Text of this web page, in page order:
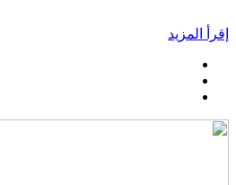
إقرأ المزيد